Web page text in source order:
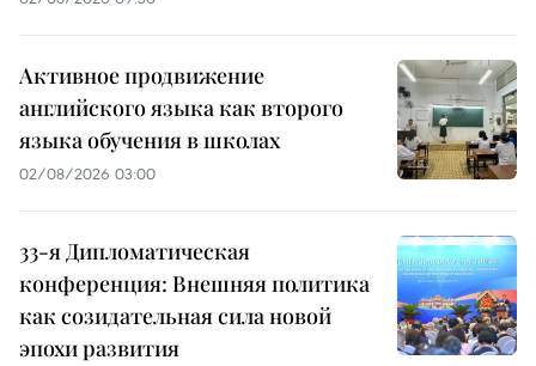
Активное продвижение
английского языка как второго
языка обучения в школах
02/08/2026 03:00
33-я Дипломатическая
конференция: Внешняя политика
как созидательная сила новой
эпохи развития